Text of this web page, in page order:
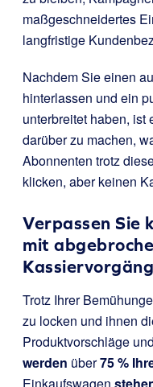
maßgeschneidertes
langfristige
Nachdem Sie einen
hinterlassen und ein
unterbreitet haben, ist
darüber zu machen,
Abonnenten trotz
klicken, aber keinen
Verpassen Sie
mit
Trotz Ihrer
zu locken und ihnen
Produktvorschläge
werden über75 %